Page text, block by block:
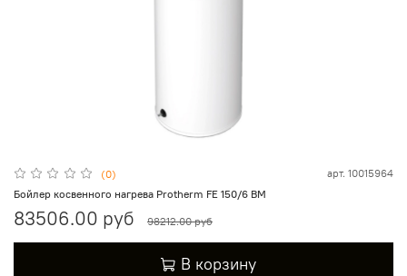
(0) арт. 10015964
Бойлер косвенного нагрева Protherm FE 150/6 BM
83506.00 руб 98212.00 руб
В корзину